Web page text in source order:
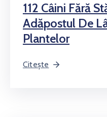
112 Câini Fără
Adăpostul De
Plantelor
Citește